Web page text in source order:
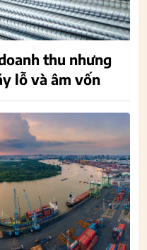
thu nhưng
lỗ và âm vốn